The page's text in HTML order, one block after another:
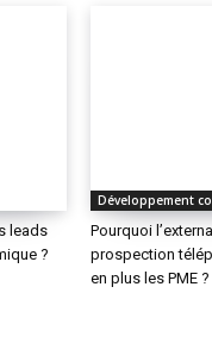
leads
?
Développement
Pourquoi
prospection
en plus les PME ?